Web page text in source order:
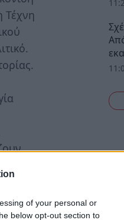
of your personal or
below opt-out section to
Τέχνη